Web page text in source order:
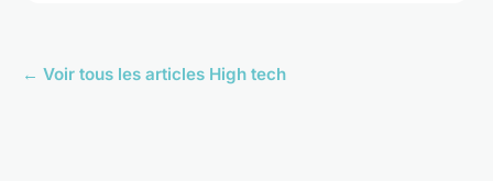
← Voir tous les articles High tech